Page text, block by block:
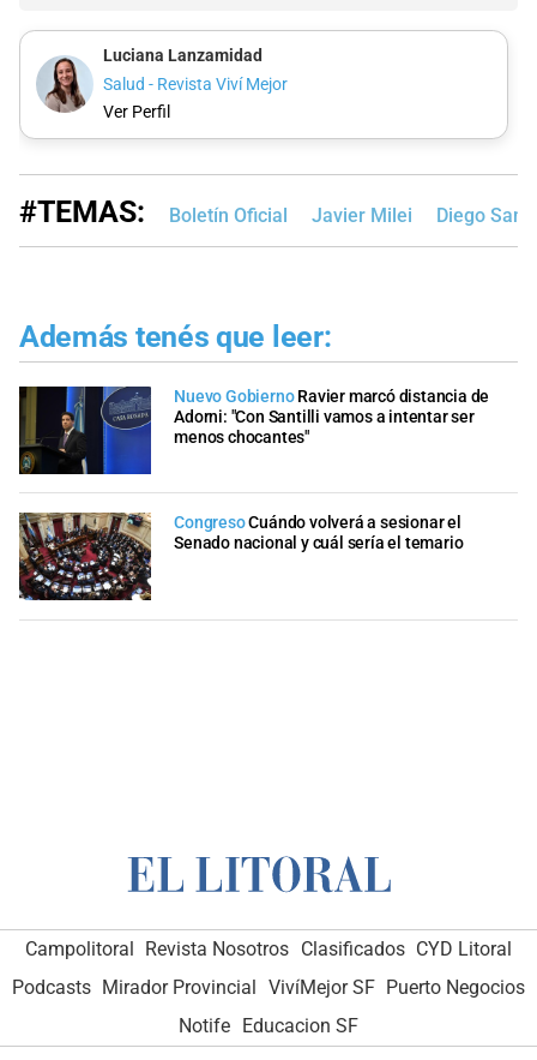
Luciana Lanzamidad
Salud - Revista Viví Mejor
Ver Perfil
#TEMAS: Boletín Oficial Javier Milei Diego
Además tenés que leer:
Nuevo Gobierno Ravier marcó distancia de
Adorni: "Con Santilli vamos a intentar ser
menos chocantes"
CongresoCuándo volverá a sesionar el
Senado nacional y cuál sería el temario
Campolitoral Revista Nosotros Clasificados CYD Litoral
Podcasts Mirador Provincial VivíMejor SF Puerto Negocios
Notife
Educacion SF